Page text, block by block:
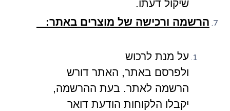
שיקול דעתו.
הרשמה ורכישה של מוצרים באתר:
על מנת לרכוש
ולפרסם באתר, האתר דורש
הרשמה לאתר. בעת ההרשמה,
יקבלו הלקוחות הודעת דואר